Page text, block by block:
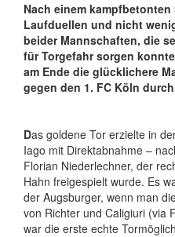
Nach einem
Laufduellen und nicht
beider Mannschaften, die
für Torgefahr sorgen
am Ende die glücklichere
gegen den 1. FC Köln
Das goldene Tor erzielte in
Iago mit Direktabnahme –
Florian Niederlechner, der
Hahn freigespielt wurde. Es
der Augsburger, wenn man
von Richter und Caligiuri (via
war die erste echte